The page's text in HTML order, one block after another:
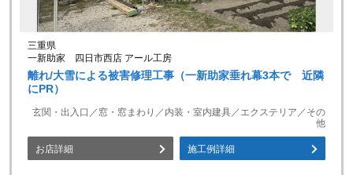
三重県
一新助家 四日市西店 アール工房
離れ/大雪による被害修理工事（一新助家垂れ幕3本で 近隣
にPR）
玄関・出入口／窓・窓まわり／内装・室内建具／エクステリア／その
他
お店詳細 施工例詳細